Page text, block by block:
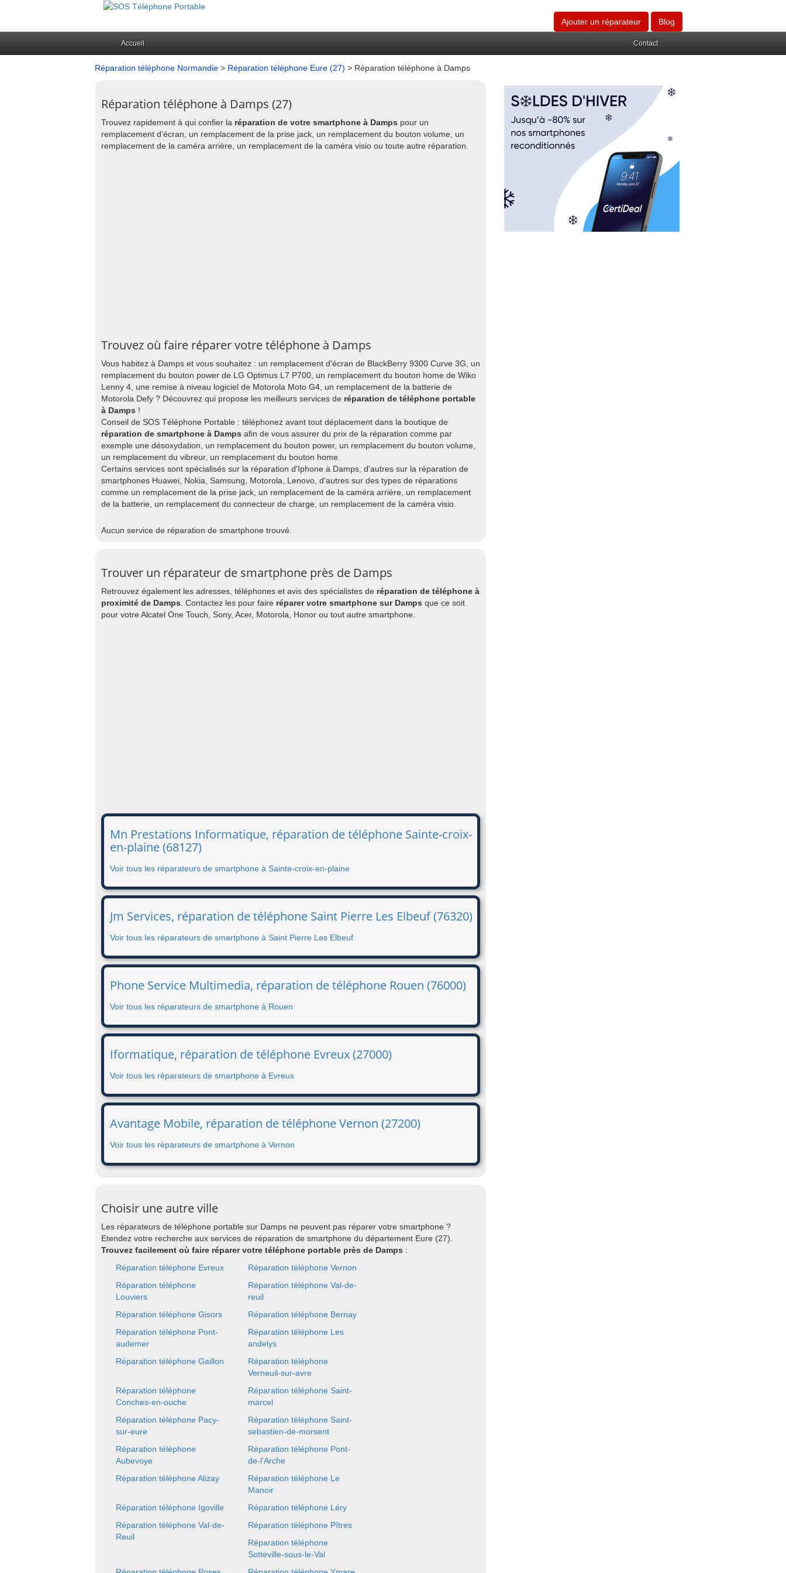
Ajouter un réparateur Blog
Accueil Contact
Réparation téléphone Normandie > Réparation téléphone Eure (27) > Réparation téléphone à Damps
Réparation téléphone à Damps (27)
Trouvez rapidement à qui confier la réparation de votre smartphone à Damps pour un
remplacement d'écran, un remplacement de la prise jack, un remplacement du bouton volume, un
remplacement de la caméra arrière, un remplacement de la caméra visio ou toute autre réparation.
Trouvez où faire réparer votre téléphone à Damps
Vous habitez à Damps et vous souhaitez : un remplacement d'écran de BlackBerry 9300 Curve 3G, un
remplacement du bouton power de LG Optimus L7 P700, un remplacement du bouton home de Wiko
Lenny 4, une remise à niveau logiciel de Motorola Moto G4, un remplacement de la batterie de
Motorola Defy ? Découvrez qui propose les meilleurs services de réparation de téléphone portable
à Damps !
Conseil de SOS Téléphone Portable : téléphonez avant tout déplacement dans la boutique de
réparation de smartphone à Damps afin de vous assurer du prix de la réparation comme par
exemple une désoxydation, un remplacement du bouton power, un remplacement du bouton volume,
un remplacement du vibreur, un remplacement du bouton home.
Certains services sont spécialisés sur la réparation d'Iphone à Damps, d'autres sur la réparation de
smartphones Huawei, Nokia, Samsung, Motorola, Lenovo, d'autres sur des types de réparations
comme un remplacement de la prise jack, un remplacement de la caméra arrière, un remplacement
de la batterie, un remplacement du connecteur de charge, un remplacement de la caméra visio.
Aucun service de réparation de smartphone trouvé.
Trouver un réparateur de smartphone près de Damps
Retrouvez également les adresses, téléphones et avis des spécialistes de réparation de téléphone à
proximité de Damps . Contactez les pour faire réparer votre smartphone sur Damps que ce soit
pour votre Alcatel One Touch, Sony, Acer, Motorola, Honor ou tout autre smartphone.
Mn Prestations Informatique, réparation de téléphone Sainte-croix-
en-plaine (68127)
Voir tous les réparateurs de smartphone à Sainte-croix-en-plaine
Jm Services, réparation de téléphone Saint Pierre Les Elbeuf (76320)
Voir tous les réparateurs de smartphone à Saint Pierre Les Elbeuf
Phone Service Multimedia, réparation de téléphone Rouen (76000)
Voir tous les réparateurs de smartphone à Rouen
Iformatique, réparation de téléphone Evreux (27000)
Voir tous les réparateurs de smartphone à Evreux
Avantage Mobile, réparation de téléphone Vernon (27200)
Voir tous les réparateurs de smartphone à Vernon
Choisir une autre ville
Les réparateurs de téléphone portable sur Damps ne peuvent pas réparer votre smartphone ?
Etendez votre recherche aux services de réparation de smartphone du département Eure (27).
Trouvez facilement où faire réparer votre téléphone portable près de Damps :
Réparation téléphone Evreux
Réparation téléphone Vernon
Réparation téléphone
Louviers
Réparation téléphone Val-de-
reuil
Réparation téléphone Gisors
Réparation téléphone Bernay
Réparation téléphone Pont-
audemer
Réparation téléphone Les
andelys
Réparation téléphone Gaillon
Réparation téléphone
Verneuil-sur-avre
Réparation téléphone
Conches-en-ouche
Réparation téléphone Saint-
marcel
Réparation téléphone Pacy-
sur-eure
Réparation téléphone Saint-
sebastien-de-morsent
Réparation téléphone
Aubevoye
Réparation téléphone Pont-
de-l'Arche
Réparation téléphone Alizay
Réparation téléphone Le
Manoir
Réparation téléphone Igoville
Réparation téléphone Léry
Réparation téléphone Val-de-
Reuil
Réparation téléphone Pîtres
Réparation téléphone
Sotteville-sous-le-Val